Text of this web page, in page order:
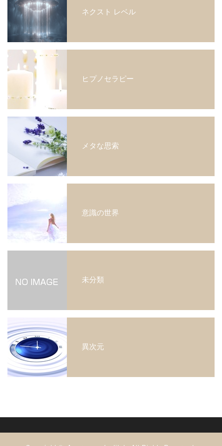
ネクスト レベル
ヒプノセラピー
メタな思索
意識の世界
未分類
異次元